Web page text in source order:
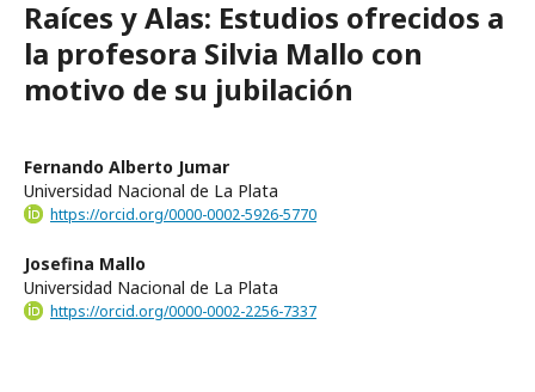
Raíces y Alas: Estudios ofrecidos a
la profesora Silvia Mallo con
motivo de su jubilación
Fernando Alberto Jumar
Universidad Nacional de La Plata
https://orcid.org/0000-0002-5926-5770
Josefina Mallo
Universidad Nacional de La Plata
https://orcid.org/0000-0002-2256-7337